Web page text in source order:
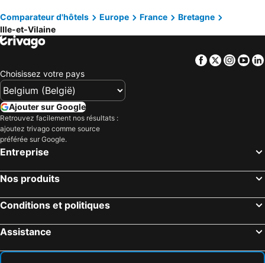
Hôtels Cherrueix
Hôtels Saint-Benoît-des-Ondes
Hôtels Paimpont
Hôtels Saint-Coulomb
Hôtels Mont-Dol
Hôtels Pleine-Fougères
Hôtels Bazouges-la-Pérouse
Hôtels Pleurtuit
Hôtels Liffré
Hôtels Étrelles
Hôtels Beaucé
Hôtels Guichen
Hôtels Lanhélin
Hôtels Iffendic
Hôtels Saint-Lunaire
Comparateur d'hôtels Europe France
Bretagne
Ille-et-Vilaine
Facebook
Twitter
Choisissez votre pays
Ajouter sur Google
Retrouvez facilement nos résultats :
ajoutez trivago comme source
préférée sur Google.
Entreprise
Nos produits
Conditions et politiques
Assistance